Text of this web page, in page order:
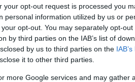
opt-out request is processed you
personal information utilized by us or
opt-out. You may separately opt-out
by third parties on the IAB’s list of
by us to third parties on the
it to other third parties.
more Google services and may gather